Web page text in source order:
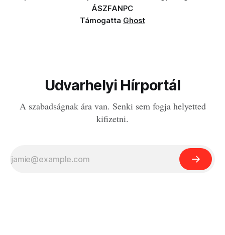
ÁSZFANPC
Támogatta Ghost
Udvarhelyi Hírportál
A szabadságnak ára van. Senki sem fogja helyetted
kifizetni.